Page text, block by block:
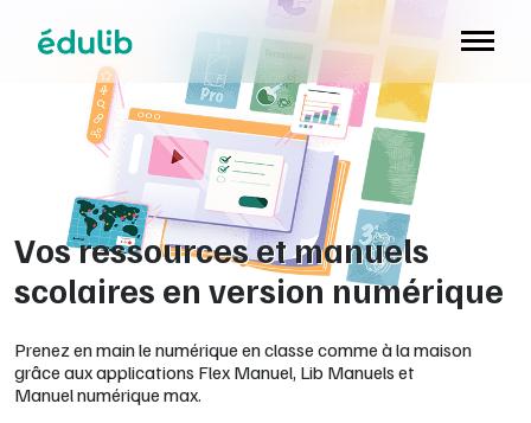
Vos ressources et manuels
scolaires en version numérique
Prenez en main le numérique en classe comme à la maison
grâce aux applications Flex Manuel, Lib Manuels et
Manuel numérique max.